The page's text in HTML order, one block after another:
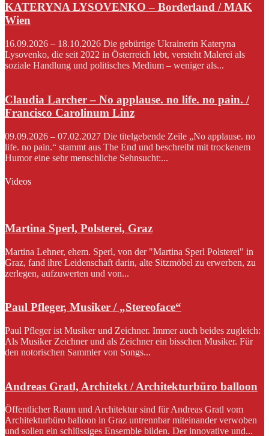
KATERYNA LYSOVENKO – Borderland / MAK
Wien
16.09.2026 – 18.10.2026 Die gebürtige Ukrainerin Kateryna
Lysovenko, die seit 2022 in Österreich lebt, versteht Malerei als
soziale Handlung und politisches Medium – weniger als...
Claudia Larcher – No applause. no life. no pain. /
Francisco Carolinum Linz
09.09.2026 – 07.02.2027 Die titelgebende Zeile „No applause. no
life. no pain.“ stammt aus The End und beschreibt mit trockenem
Humor eine sehr menschliche Sehnsucht:...
Videos
Martina Sperl, Polsterei, Graz
Martina Lehner, ehem. Sperl, von der "Martina Sperl Polsterei" in
Graz, fand ihre Leidenschaft darin, alte Sitzmöbel zu erwerben, zu
zerlegen, aufzuwerten und von...
Paul Pfleger, Musiker / „Stereoface“
Paul Pfleger ist Musiker und Zeichner. Immer auch beides zugleich:
Als Musiker Zeichner und als Zeichner ein bisschen Musiker. Für
den notorischen Sammler von Songs...
Andreas Gratl, Architekt / Architekturbüro balloon
Öffentlicher Raum und Architektur sind für Andreas Gratl vom
Architekturbüro balloon in Graz untrennbar miteinander verwoben
und sollen ein schlüssiges Ensemble bilden. Der innovative und...